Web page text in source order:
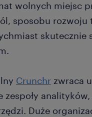
wolnych miejsc
sposobu
skutecznie
Crunchr zwraca
Duże